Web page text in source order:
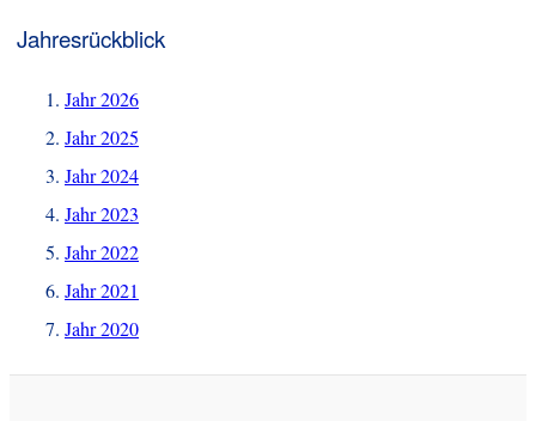
Jahresrückblick
Jahr 2026
Jahr 2025
Jahr 2024
Jahr 2023
Jahr 2022
Jahr 2021
Jahr 2020